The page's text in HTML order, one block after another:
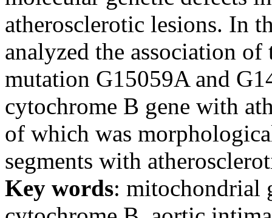
atherosclerotic lesions. In
analyzed the association
mutation G15059A and
cytochrome B gene with
of which was
segments with
Key words: mitochondrial